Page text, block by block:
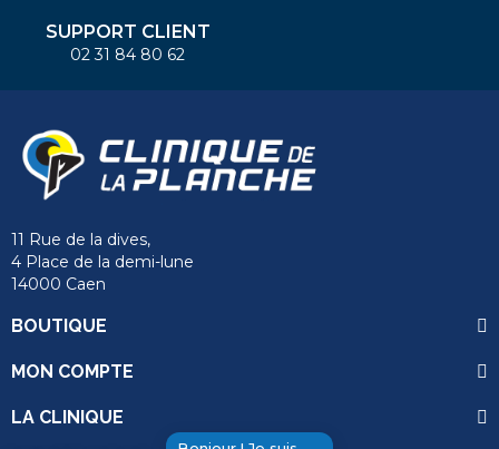
SUPPORT CLIENT
02 31 84 80 62
11 Rue de la dives,
4 Place de la demi-lune
14000 Caen
BOUTIQUE
MON COMPTE
LA CLINIQUE